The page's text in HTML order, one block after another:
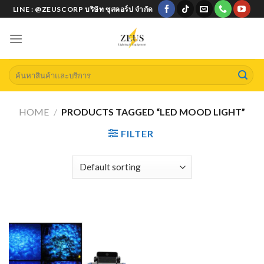
Skip
to
content
LINE : @ZEUSCORP บริษัท ซุสคอร์ป จำกัด
Search
for:
HOME / PRODUCTS TAGGED “LED MOOD LIGHT”
FILTER